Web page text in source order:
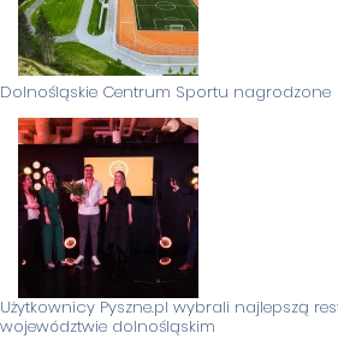
Dolnośląskie Centrum Sportu nagrodzone
Użytkownicy Pyszne.pl wybrali najlepszą
województwie dolnośląskim